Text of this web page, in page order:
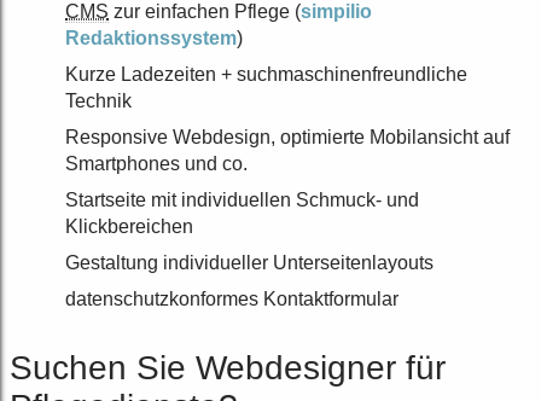
CMS zur einfachen Pflege (simpilio
Redaktionssystem)
Kurze Ladezeiten + suchmaschinenfreundliche
Technik
Responsive Webdesign, optimierte Mobilansicht auf
Smartphones und co.
Startseite mit individuellen Schmuck- und
Klickbereichen
Gestaltung individueller Unterseitenlayouts
datenschutzkonformes Kontaktformular
Suchen Sie Webdesigner für